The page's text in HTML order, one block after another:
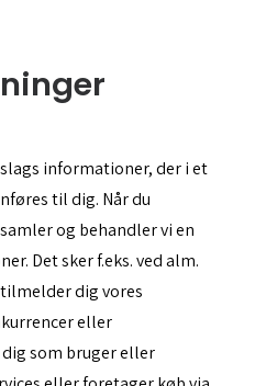
informationer, der i et
til dig. Når du
og behandler vi en
Det sker f.eks. ved alm.
dig vores
eller
som bruger eller